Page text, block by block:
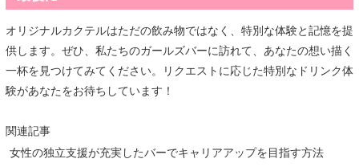
オリジナルカクテルはただの飲み物ではなく、特別な体験と記憶を提
供します。ぜひ、私たちのガールズバーに訪れて、あなたの想い描く
一杯を見つけてみてください。リクエストに応じた特別なドリンク体
験があなたをお待ちしています！
関連記事
女性の独立支援が充実したバーでキャリアアップを目指す方法